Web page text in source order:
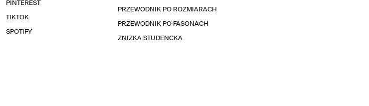
PINTEREST
TIKTOK
SPOTIFY
PRZEWODNIK PO ROZMIARACH
PRZEWODNIK PO FASONACH
ZNIŻKA STUDENCKA